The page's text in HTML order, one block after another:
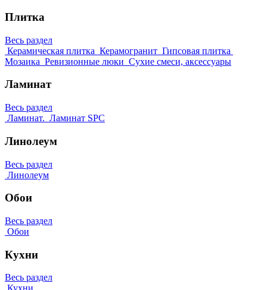
Плитка
Весь раздел
Керамическая плитка Керамогранит Гипсовая плитка
Мозаика Ревизионные люки Сухие смеси, аксессуары
Ламинат
Весь раздел
Ламинат. Ламинат SPC
Линолеум
Весь раздел
Линолеум
Обои
Весь раздел
Обои
Кухни
Весь раздел